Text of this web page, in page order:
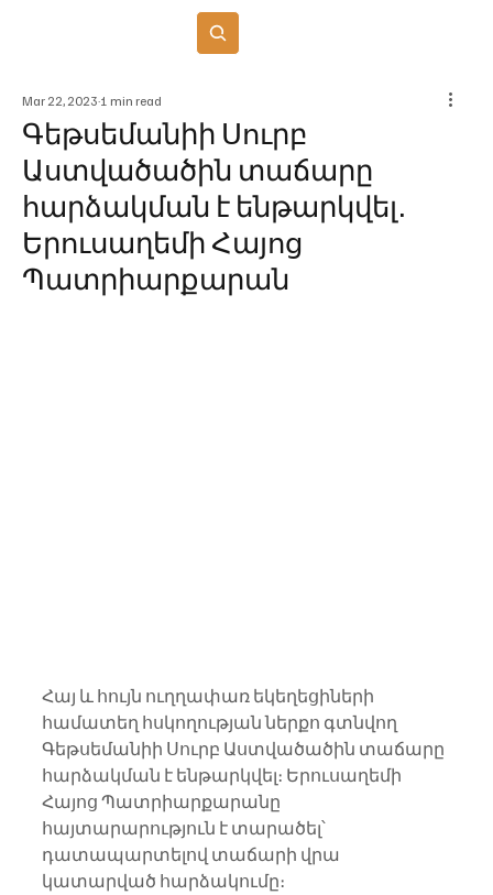
Գեթսեմանիի Սուրբ
Աստվածածին տաճարը
հարձակման է ենթարկվել․
Երուսաղեմի Հայոց
Պատրիարքարան
Mar 22, 2023 1 min read
Հայ և հույն ուղղափառ եկեղեցիների
համատեղ հսկողության ներքո գտնվող
Գեթսեմանիի Սուրբ Աստվածածին տաճարը
հարձակման է ենթարկվել։ Երուսաղեմի
Հայոց Պատրիարքարանը
հայտարարություն է տարածել՝
դատապարտելով տաճարի վրա
կատարված հարձակումը։